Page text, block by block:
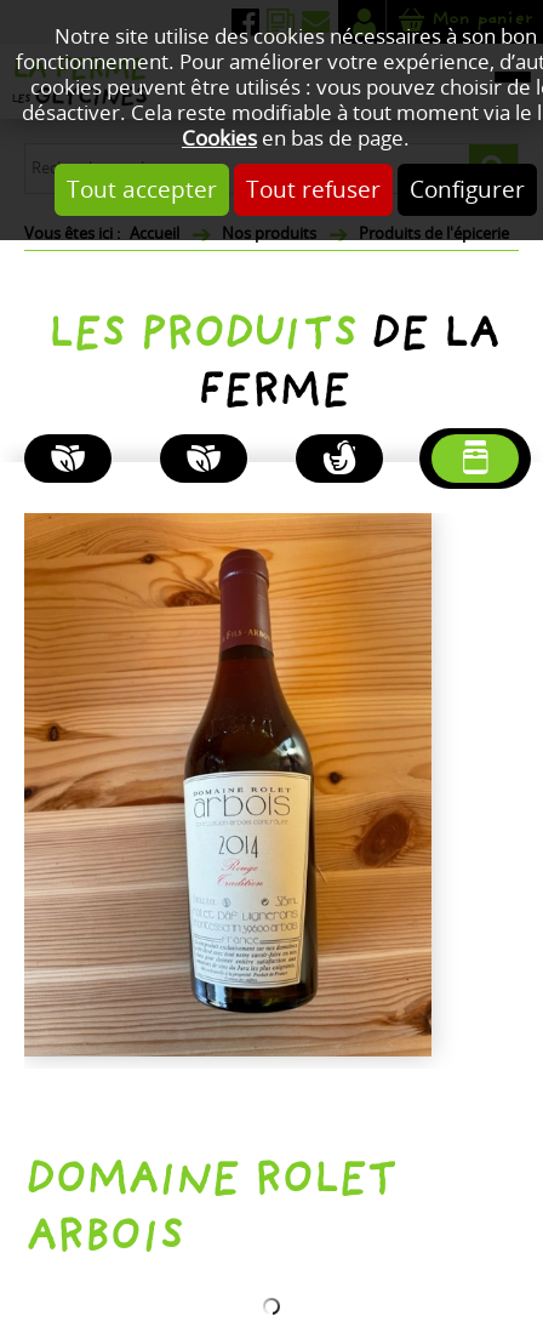
Notre site utilise des cookies nécessaires à son bon
fonctionnement. Pour améliorer votre expérience,
cookies peuvent être utilisés : vous pouvez choisir de
désactiver. Cela reste modifiable à tout moment via le
Cookies en bas de page.
Tout accepter Tout refuser Configurer
Mon panier
Accueil Nos produits Produits de l'épicerie
LES PRODUITS DE LA
FERME
PLANTES
D'AUTOMNE
FLEURS
ET
PLANTS
DE
PRINTEMPS
POULETS
ET
PINTADES
DOMAINE ROLET
ARBOIS